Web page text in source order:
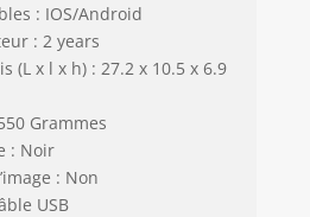
: IOS/Android
: 2 years
(L x l x h) : 27.2 x 10.5 x 6.9
Grammes
: Noir
: Non
USB